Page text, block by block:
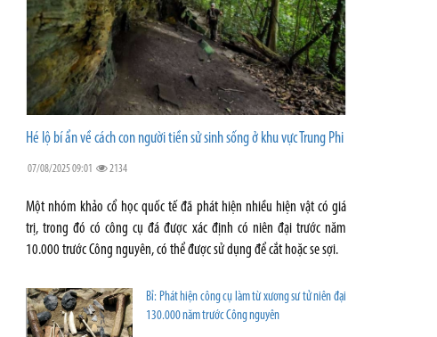
Hé lộ bí ẩn về cách con người tiền sử sinh sống ở khu vực Trung Phi
07/08/2025 09:01 2134
Một nhóm khảo cổ học quốc tế đã phát hiện nhiều hiện vật có giá
trị, trong đó có công cụ đá được xác định có niên đại trước năm
10.000 trước Công nguyên, có thể được sử dụng để cắt hoặc se sợi.
Bỉ: Phát hiện công cụ làm từ xương sư tử niên đại
130.000 năm trước Công nguyên